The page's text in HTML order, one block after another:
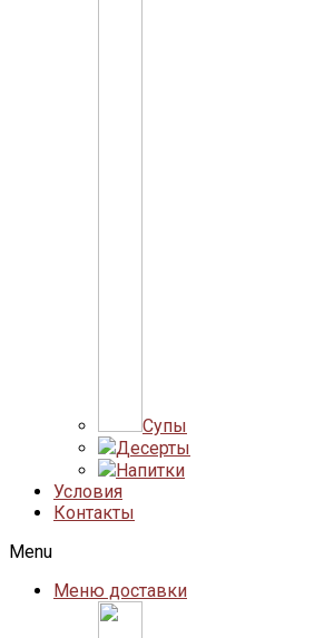
Супы
Десерты
Напитки
Условия
Контакты
Menu
Меню доставки